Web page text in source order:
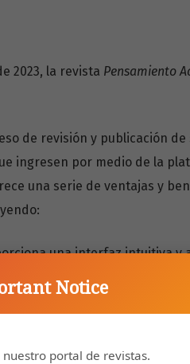
2023, la revista Pensamiento
de revisión y publicación de
ingresen por medio de la
una serie de ventajas y
una interfaz intuitiva y
rápida y segura.
plataforma del OJS facilita
transparente y una
el OJS, los autores podrán
Notice
portal de revistas.